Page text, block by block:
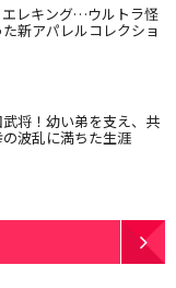
レキング…ウルトラ怪
新アパレルコレクショ
将！幼い弟を支え、共
波乱に満ちた生涯